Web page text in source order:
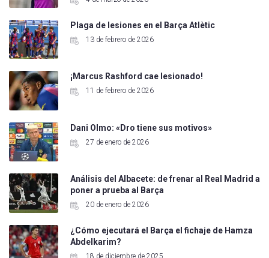
Plaga de lesiones en el Barça Atlètic
13 de febrero de 2026
¡Marcus Rashford cae lesionado!
11 de febrero de 2026
Dani Olmo: «Dro tiene sus motivos»
27 de enero de 2026
Análisis del Albacete: de frenar al Real Madrid a
poner a prueba al Barça
20 de enero de 2026
¿Cómo ejecutará el Barça el fichaje de Hamza
Abdelkarim?
18 de diciembre de 2025